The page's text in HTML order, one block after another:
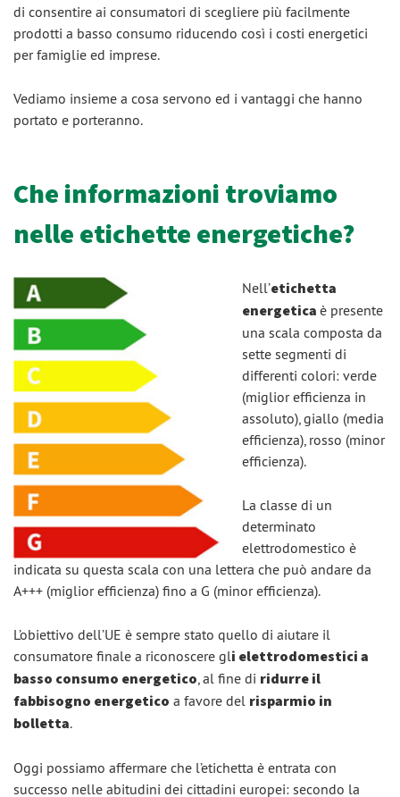
di consentire ai consumatori di scegliere più facilmente
prodotti a basso consumo riducendo così i costi energetici
per famiglie ed imprese.
Vediamo insieme a cosa servono ed i vantaggi che hanno
portato e porteranno.
Che informazioni troviamo
nelle etichette energetiche?
Nell’etichetta
energetica è presente
una scala composta da
sette segmenti di
differenti colori: verde
(miglior efficienza in
assoluto), giallo (media
efficienza), rosso (minor
efficienza).
La classe di un
determinato
elettrodomestico è
indicata su questa scala con una lettera che può andare da
A+++ (miglior efficienza) fino a G (minor efficienza).
L’obiettivo dell’UE è sempre stato quello di aiutare il
consumatore finale a riconoscere gli elettrodomestici a
basso consumo energetico, al fine di ridurre il
fabbisogno energetico a favore del risparmio in
bolletta.
Oggi possiamo affermare che l’etichetta è entrata con
successo nelle abitudini dei cittadini europei: secondo la